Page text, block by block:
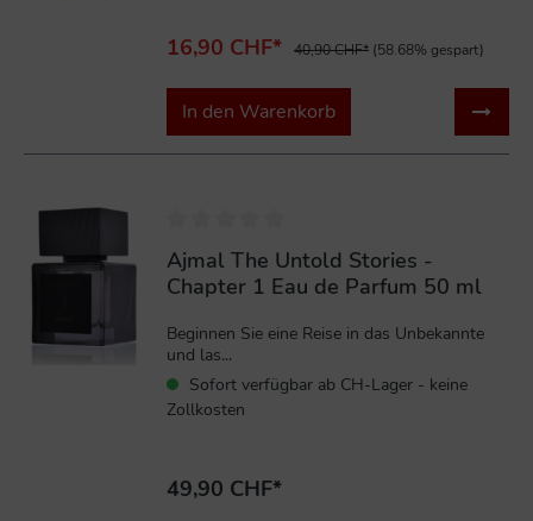
16,90 CHF* 40,90 CHF* (58.68% gespart)
In den Warenkorb
Ajmal The Untold Stories -
Chapter 1 Eau de Parfum 50 ml
Beginnen Sie eine Reise in das Unbekannte
und las...
Sofort verfügbar ab CH-Lager - keine
Zollkosten
49,90 CHF*